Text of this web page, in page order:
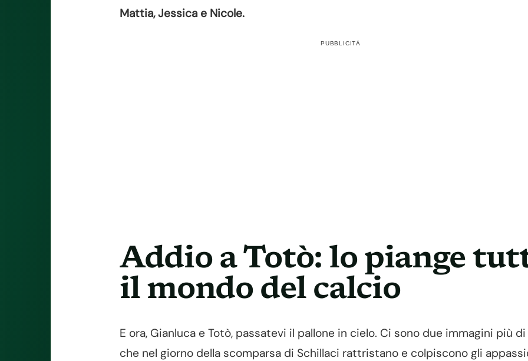
Mattia, Jessica e Nicole.
PUBBLICITÀ
Addio a Totò: lo piange
il mondo del calcio
E ora, Gianluca e Totò, passatevi il pallone in cielo. Ci sono due immagini più
che nel giorno della scomparsa di Schillaci rattristano e colpiscono gli